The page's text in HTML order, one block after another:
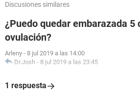
Discusiones similares
¿Puedo quedar embarazada 5
ovulación?
Arleny - 8 jul 2019 a las 14:00
Dr.Josh - 8 jul 2019 a las 23:45
1 respuesta